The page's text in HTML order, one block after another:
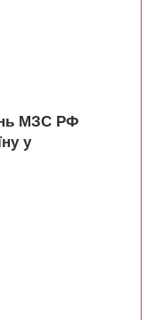
МЗС РФ
у